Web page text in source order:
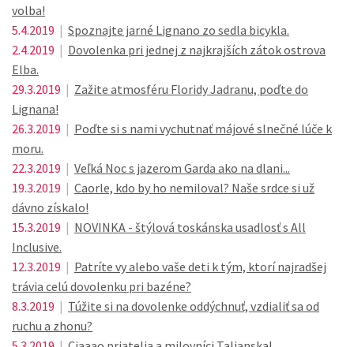
volba!
5.4.2019 | Spoznajte jarné Lignano zo sedla bicykla.
2.4.2019 | Dovolenka pri jednej z najkrajších zátok ostrova
Elba.
29.3.2019 | Zažite atmosféru Floridy Jadranu, poďte do
Lignana!
26.3.2019 | Poďte si s nami vychutnať májové slnečné lúče k
moru.
22.3.2019 | Veľká Noc s jazerom Garda ako na dlani...
19.3.2019 | Caorle, kdo by ho nemiloval? Naše srdce si už
dávno získalo!
15.3.2019 | NOVINKA - štýlová toskánska usadlosť s All
Inclusive.
12.3.2019 | Patríte vy alebo vaše deti k tým, ktorí najradšej
trávia celú dovolenku pri bazéne?
8.3.2019 | Túžite si na dovolenke oddýchnuť, vzdialiť sa od
ruchu a zhonu?